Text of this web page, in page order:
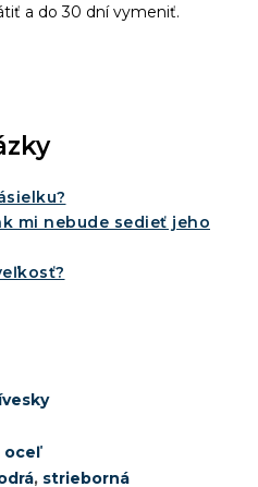
a do 30 dní vymeniť.
mi nebude sedieť jeho
oceľ
, strieborná